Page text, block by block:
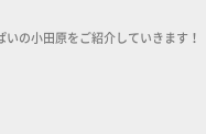
の小田原をご紹介していきます！